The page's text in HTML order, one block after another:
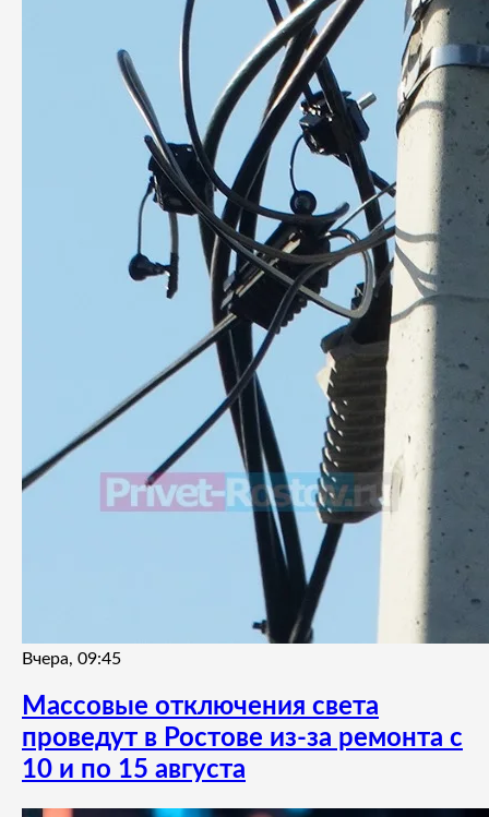
Вчера, 09:45
Массовые отключения света
проведут в Ростове из-за ремонта с
10 и по 15 августа